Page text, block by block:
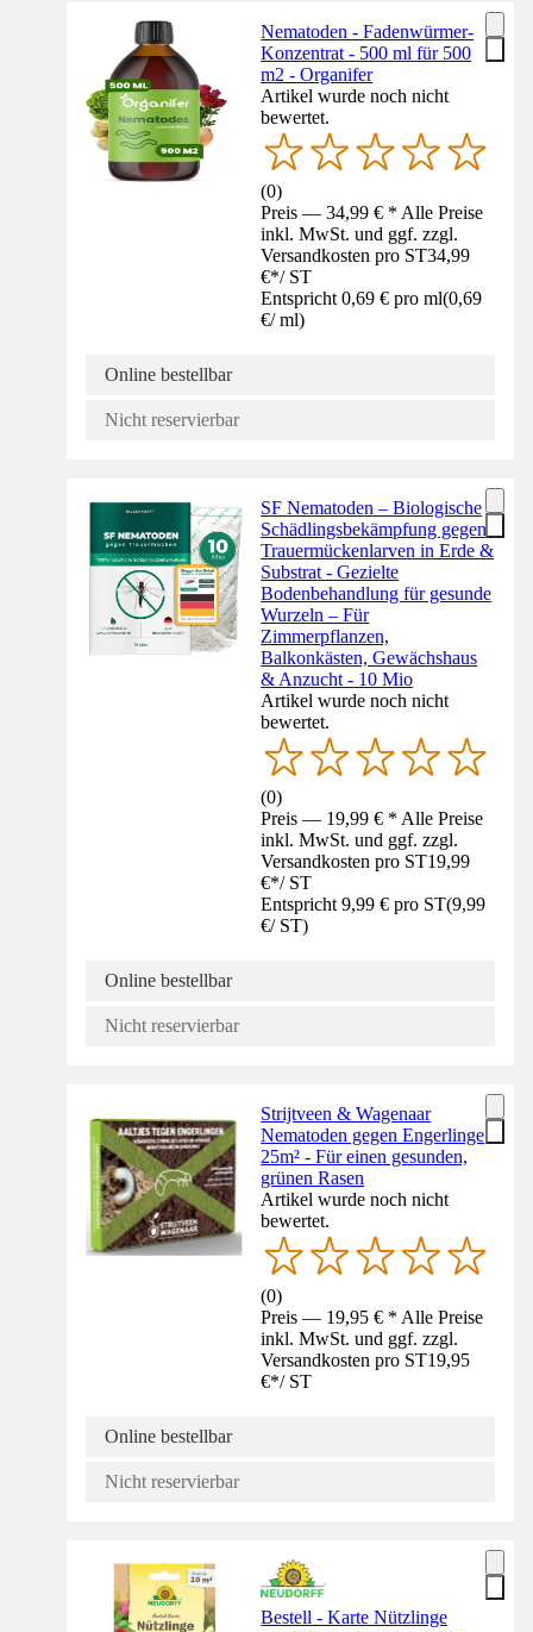
Nematoden - Fadenwürmer-
Konzentrat - 500 ml für 500
m2 - Organifer
Artikel wurde noch nicht
bewertet.
(0)
Preis — 34,99 € * Alle Preise
inkl. MwSt. und ggf. zzgl.
Versandkosten pro ST34,99
€*/ ST
Entspricht 0,69 € pro ml(0,69
€/ ml)
Online bestellbar
Nicht reservierbar
SF Nematoden – Biologische
Schädlingsbekämpfung gegen
Trauermückenlarven in Erde &
Substrat - Gezielte
Bodenbehandlung für gesunde
Wurzeln – Für
Zimmerpflanzen,
Balkonkästen, Gewächshaus
& Anzucht - 10 Mio
Artikel wurde noch nicht
bewertet.
(0)
Preis — 19,99 € * Alle Preise
inkl. MwSt. und ggf. zzgl.
Versandkosten pro ST19,99
€*/ ST
Entspricht 9,99 € pro ST(9,99
€/ ST)
Online bestellbar
Nicht reservierbar
Strijtveen & Wagenaar
Nematoden gegen Engerlinge
25m² - Für einen gesunden,
grünen Rasen
Artikel wurde noch nicht
bewertet.
(0)
Preis — 19,95 € * Alle Preise
inkl. MwSt. und ggf. zzgl.
Versandkosten pro ST19,95
€*/ ST
Online bestellbar
Nicht reservierbar
Bestell - Karte Nützlinge